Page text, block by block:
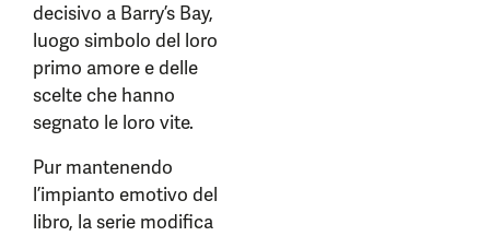
decisivo a Barry’s Bay,
luogo simbolo del loro
primo amore e delle
scelte che hanno
segnato le loro vite.
Pur mantenendo
l’impianto emotivo del
libro, la serie modifica